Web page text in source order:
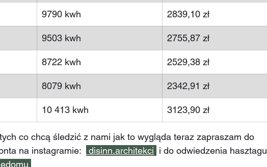
9790 kwh 2839,10 zł
9503 kwh 2755,87 zł
8722 kwh 2529,38 zł
8079 kwh 2342,91 zł
10 413 kwh 3123,90 zł
co chcą śledzić z nami jak to wygląda teraz zapraszam do
na instagramie:
disinn.architekci i do odwiedzenia hasztagu